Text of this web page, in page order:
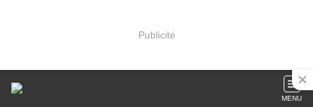
Publicité
MENU